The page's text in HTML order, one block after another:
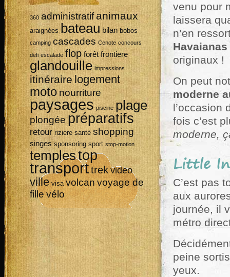
venu pour
laissera
n’en
Havaianas
originaux !
On peut
moderne
l’occasion
fois c’est
moderne,
Little
C’est pas
aux
journée, il
métro
peine
yeux.
360 administratifanimaux
araignées bateau bilan bobos
camping cascades Cenote concours
defi escalade flop forêt frontiere
glandouille impressions
itinéraire logement
moto nourriture
paysages piscine plage
plongée préparatifs
retour riziere santé shopping
singes sponsoring sport stop-motion
templestop
transporttrek video
ville visa volcanvoyage de
fillevélo